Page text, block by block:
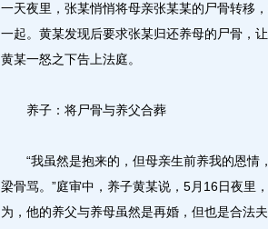
一天夜里，张某悄悄将母亲张某某的尸骨转移
一起。黄某发现后要求张某归还养母的尸骨，
黄某一怒之下告上法庭。
养子：将尸骨与养父合葬
“我虽然是抱来的，但母亲生前养我的恩情
梁骨骂。”庭审中，养子黄某说，5月16日夜里
为，他的养父与养母虽然是再婚，但也是合法